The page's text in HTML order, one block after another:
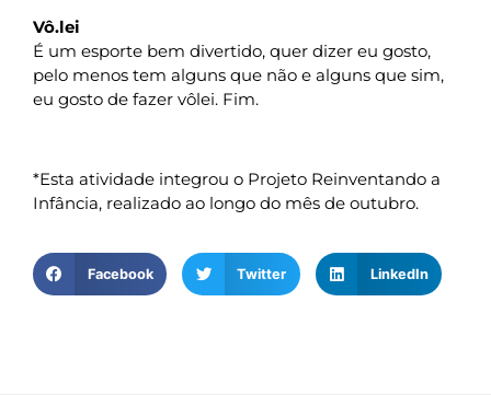
Vô.lei
É um esporte bem divertido, quer dizer eu gosto,
pelo menos tem alguns que não e alguns que sim,
eu gosto de fazer vôlei. Fim.
*Esta atividade integrou o Projeto Reinventando a
Infância, realizado ao longo do mês de outubro.
Facebook Twitter LinkedIn